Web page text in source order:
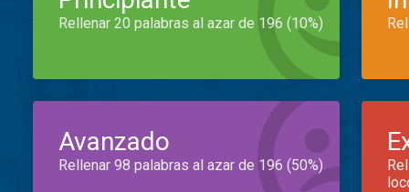
Rellenar 20 palabras al azar de 196 (10%)
Avanzado
Rellenar 98 palabras al azar de 196 (50%)